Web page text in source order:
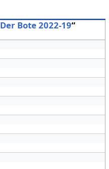
Der Bote 2022-19“